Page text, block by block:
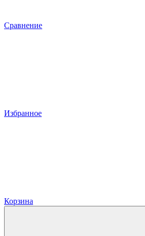
Сравнение
Избранное
Корзина